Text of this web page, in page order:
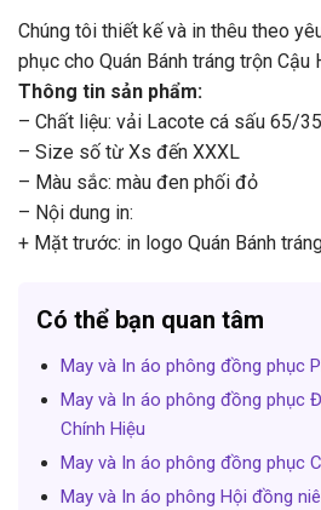
Chúng tôi thiết kế và in thêu theo
phục cho Quán Bánh tráng trộn Cậu
Thông tin sản phẩm:
– Chất liệu: vải Lacote cá sấu 65/
– Size số từ Xs đến XXXL
– Màu sắc: màu đen phối đỏ
– Nội dung in:
+ Mặt trước: in logo Quán Bánh
Có thể bạn quan tâm
May và In áo phông đồng phục
May và In áo phông đồng phục
Chính Hiệu
May và In áo phông đồng phục
May và In áo phông Hội đồng